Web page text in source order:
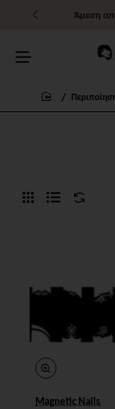
Άμεση
Magnetic Nails